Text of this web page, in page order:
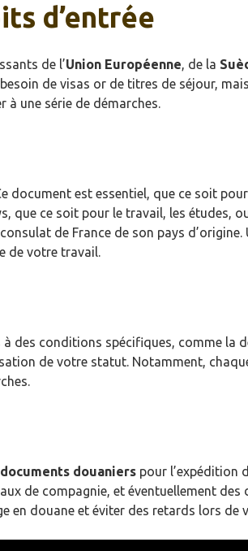
d’entrée
de l’Union Européenne, de la
de visas or de titres de séjour,
à une série de démarches.
document est essentiel, que ce soit
ce soit pour le travail, les études,
de France de son pays d’origine.
de votre travail.
des conditions spécifiques, comme la
de votre statut. Notamment,
documents douaniers pour l’expédition
de compagnie, et éventuellement
en douane et éviter des retards lors de